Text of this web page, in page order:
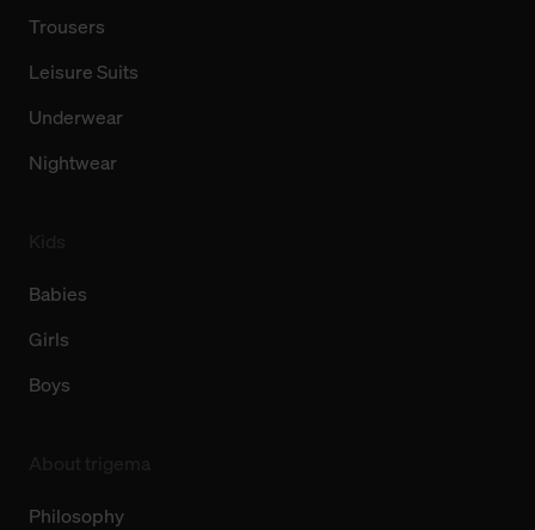
Trousers
Leisure Suits
Underwear
Nightwear
Babies
Girls
Boys
Philosophy